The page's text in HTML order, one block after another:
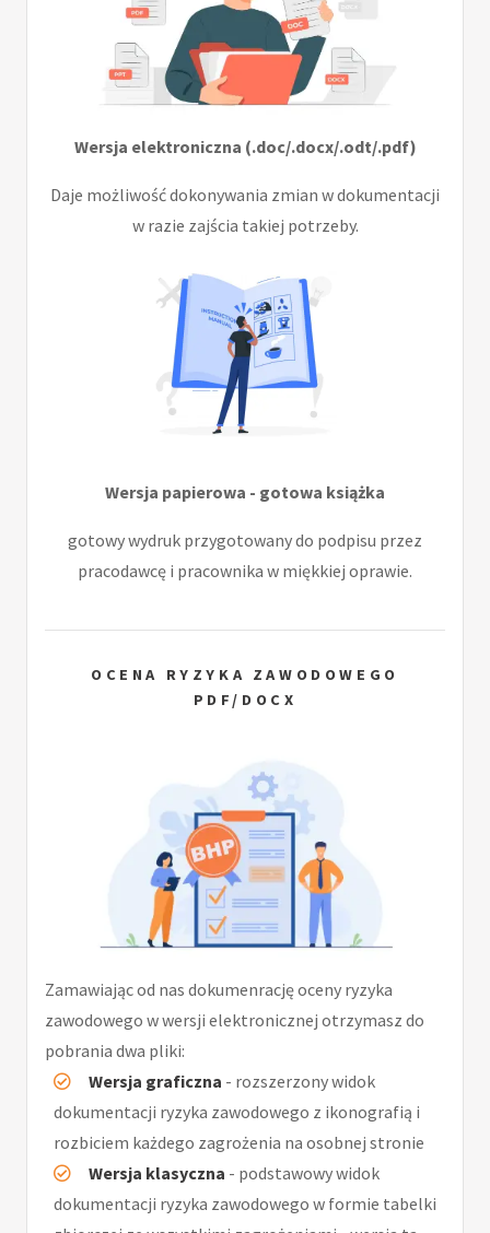
Wersja elektroniczna (.doc/.docx/.odt/.pdf)
Daje możliwość dokonywania zmian w dokumentacji
w razie zajścia takiej potrzeby.
Wersja papierowa - gotowa książka
gotowy wydruk przygotowany do podpisu przez
pracodawcę i pracownika w miękkiej oprawie.
OCENA RYZYKA ZAWODOWEGO
PDF/DOCX
Zamawiając od nas dokumenrację oceny ryzyka
zawodowego w wersji elektronicznej otrzymasz do
pobrania dwa pliki:
Wersja graficzna - rozszerzony widok
dokumentacji ryzyka zawodowego z ikonografią i
rozbiciem każdego zagrożenia na osobnej stronie
Wersja klasyczna - podstawowy widok
dokumentacji ryzyka zawodowego w formie tabelki